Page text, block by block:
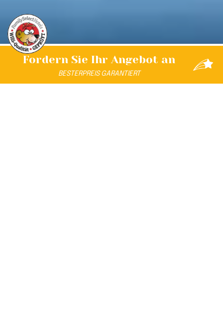
Fordern Sie Ihr Angebot an
BESTERPREISGARANTIERT